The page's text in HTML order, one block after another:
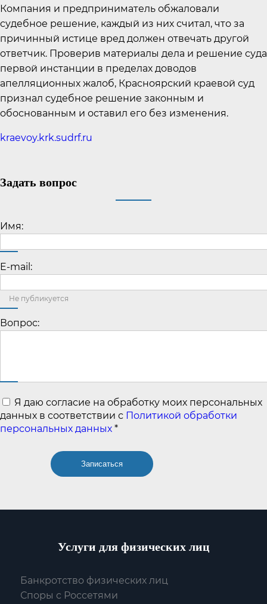
Компания и предприниматель обжаловали
судебное решение, каждый из них считал, что за
причинный истице вред должен отвечать другой
ответчик. Проверив материалы дела и решение суда
первой инстанции в пределах доводов
апелляционных жалоб, Красноярский краевой суд
признал судебное решение законным и
обоснованным и оставил его без изменения.
kraevoy.krk.sudrf.ru
Задать вопрос
Имя:
E-mail:
Не публикуется
Вопрос:
Я даю согласие на обработку моих персональных
данных в соответствии с Политикой обработки
персональных данных *
Услуги для физических лиц
Банкротство физических лиц
Споры с Россетями